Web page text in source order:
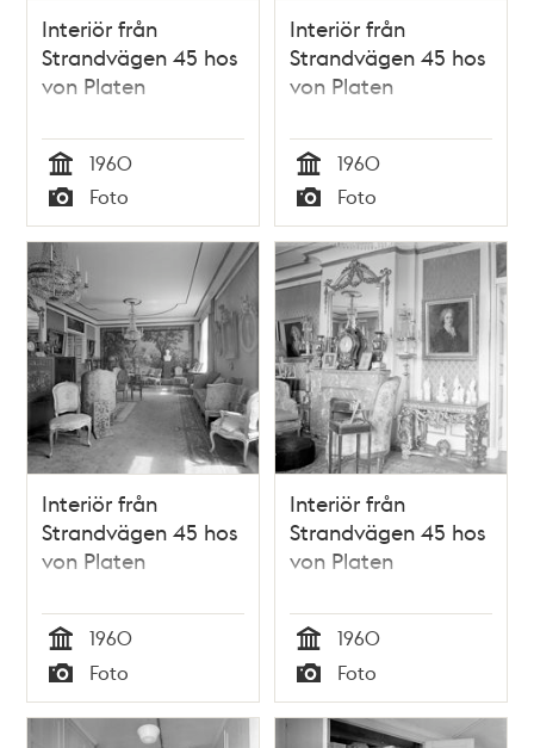
Interiör från
Strandvägen 45 hos
von Platen
Tid
1960
Typ
Foto
Interiör från
Strandvägen 45 hos
von Platen
Tid
1960
Typ
Foto
Interiör från
Strandvägen 45 hos
von Platen
Tid
1960
Typ
Foto
Interiör från
Strandvägen 45 hos
von Platen
Tid
1960
Typ
Foto